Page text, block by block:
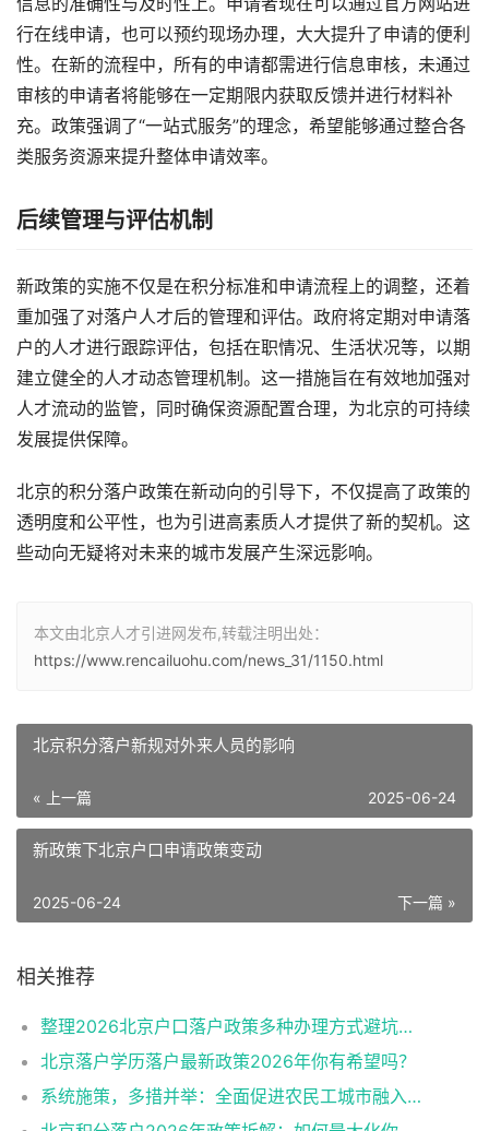
行在线申请，也可以预约现场办理，大大提升了申请的便利
性。在新的流程中，所有的申请都需进行信息审核，未通过
审核的申请者将能够在一定期限内获取反馈并进行材料补
充。政策强调了“一站式服务”的理念，希望能够通过整合各
类服务资源来提升整体申请效率。
后续管理与评估机制
新政策的实施不仅是在积分标准和申请流程上的调整，还着
重加强了对落户人才后的管理和评估。政府将定期对申请落
户的人才进行跟踪评估，包括在职情况、生活状况等，以期
建立健全的人才动态管理机制。这一措施旨在有效地加强对
人才流动的监管，同时确保资源配置合理，为北京的可持续
发展提供保障。
北京的积分落户政策在新动向的引导下，不仅提高了政策的
透明度和公平性，也为引进高素质人才提供了新的契机。这
些动向无疑将对未来的城市发展产生深远影响。
本文由北京人才引进网发布,转载注明出处：
https://www.rencailuohu.com/news_31/1150.html
北京积分落户新规对外来人员的影响
« 上一篇 2025-06-24
新政策下北京户口申请政策变动
下一篇 »
2025-06-24
相关推荐
整理2026北京户口落户政策多种办理方式避坑指南
北京落户学历落户最新政策2026年你有希望吗？
系统施策，多措并举：全面促进农民工城市融入与社会融合